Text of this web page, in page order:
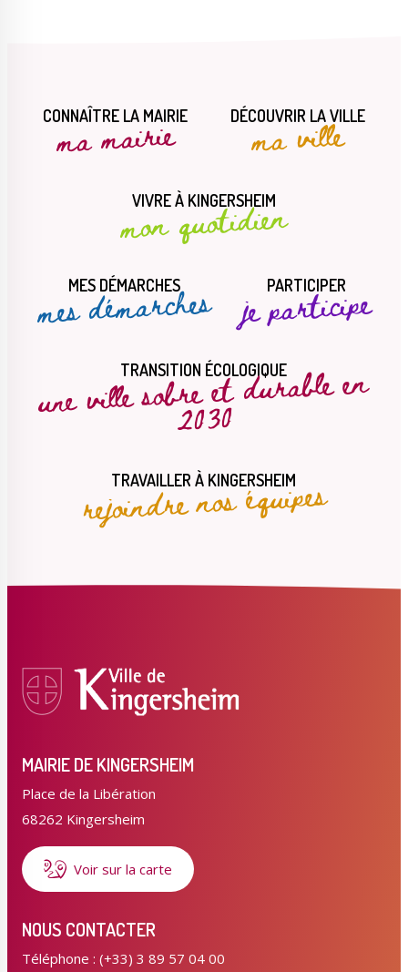
CONNAÎTRE LA MAIRIE
ma mairie DÉCOUVRIR LA VILLE
ma ville
VIVRE À KINGERSHEIM
mon quotidien
MES DÉMARCHES
mes démarches PARTICIPER
je participe
TRANSITION ÉCOLOGIQUE
une ville sobre et durable en
2030
TRAVAILLER À KINGERSHEIM
rejoindre nos équipes
MAIRIE DE KINGERSHEIM
Place de la Libération
68262 Kingersheim
Voir sur la carte
NOUS CONTACTER
Téléphone : (+33) 3 89 57 04 00